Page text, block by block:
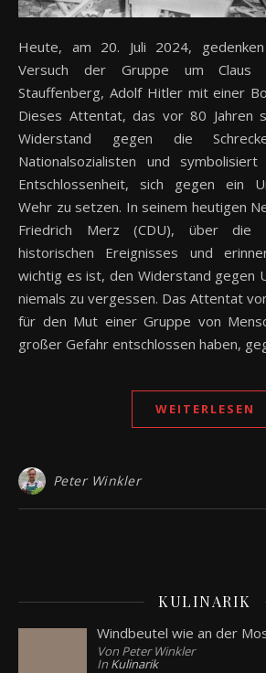
Heute, am 20. Juli 2024, gedenken wir dem mutigen
Versuch der Gruppe um Claus
Stauffenberg, Adolf Hitler mit einer
Dieses Attentat, das vor 80 Jahren
Widerstand gegen die
Nationalsozialisten und
Entschlossenheit, sich gegen ein
Wehr zu setzen. In seinem heutigen
Friedrich Merz (CDU), über die
historischen Ereignisses und
wichtig es ist, den Widerstand gegen
niemals zu vergessen. Das Attentat
für den Mut einer Gruppe von
großer Gefahr entschlossen haben,
WEITERLESEN
Peter Winkler
KULINARIK
Windbeutel wie an der
Von Peter Winkler
In Kulinarik